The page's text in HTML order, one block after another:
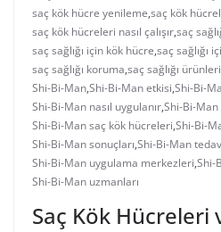
saç kök hücre yenileme,saç kök
saç kök hücreleri nasıl çalışır,saç
saç sağlığı için kök hücre,saç sağlığı
saç sağlığı koruma,saç sağlığı ürünleri
Shi-Bi-Man,Shi-Bi-Man etkisi,Shi-Bi-
Shi-Bi-Man nasıl uygulanır,Shi-Bi-
Shi-Bi-Man saç kök hücreleri,Shi-Bi-
Shi-Bi-Man sonuçları,Shi-Bi-Man
Shi-Bi-Man uygulama merkezleri,Shi-
Shi-Bi-Man uzmanları
Saç Kök Hücreleri